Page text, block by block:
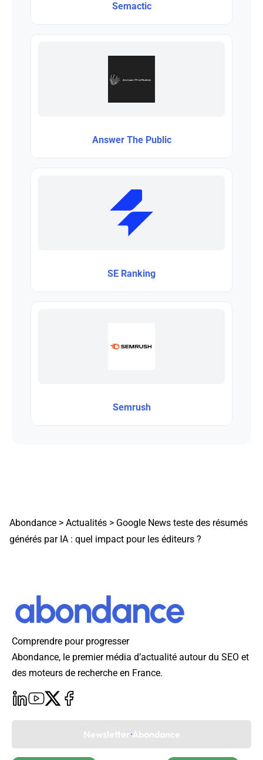
Semactic
Answer The Public
SE Ranking
Semrush
Abondance > Actualités > Google News teste des résumés
générés par IA : quel impact pour les éditeurs ?
Comprendre pour progresser
Abondance, le premier média d’actualité autour du SEO et
des moteurs de recherche en France.
Newsletter Abondance